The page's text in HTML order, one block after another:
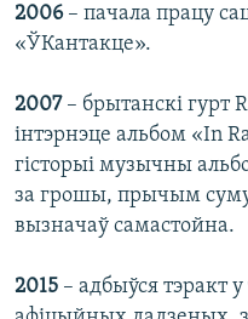
2006– пачала працу
«ЎКантакце».
2007– брытанскі гурт
інтэрнэце альбом «In
гісторыі музычны
за грошы, прычым
вызначаў самастойна.
2015 – адбыўся тэракт